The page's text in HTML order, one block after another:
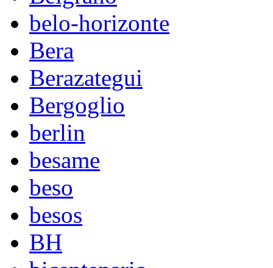
belo-horizonte
Bera
Berazategui
Bergoglio
berlin
besame
beso
besos
BH